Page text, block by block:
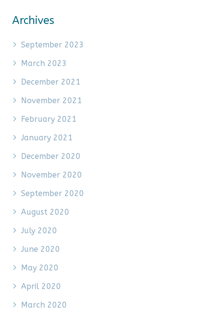
Archives
September 2023
March 2023
December 2021
November 2021
February 2021
January 2021
December 2020
November 2020
September 2020
August 2020
July 2020
June 2020
May 2020
April 2020
March 2020